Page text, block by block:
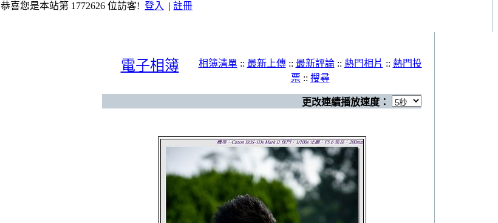
恭喜您是本站第 1772626 位訪客! 登入 | 註冊
電子相簿 相簿清單:: 最新上傳:: 最新評論:: 熱門相片 :: 熱門投
票:: 搜尋
更改連續播放速度：